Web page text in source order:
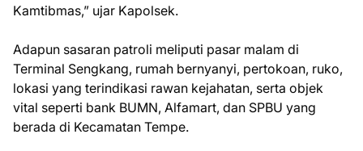
Kamtibmas,” ujar Kapolsek.
Adapun sasaran patroli meliputi pasar malam di
Terminal Sengkang, rumah bernyanyi, pertokoan, ruko,
lokasi yang terindikasi rawan kejahatan, serta objek
vital seperti bank BUMN, Alfamart, dan SPBU yang
berada di Kecamatan Tempe.